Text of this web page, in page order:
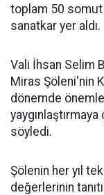
toplam 50 somut
sanatkar yer aldı.
Vali İhsan Selim
Miras Şöleni'nin
dönemde
söyledi.
Şölenin her yıl
değerlerinin